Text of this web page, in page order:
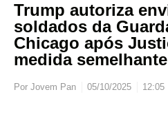
Trump autoriza
soldados da
Chicago após
medida
Por Jovem Pan 05/10/2025 12:05